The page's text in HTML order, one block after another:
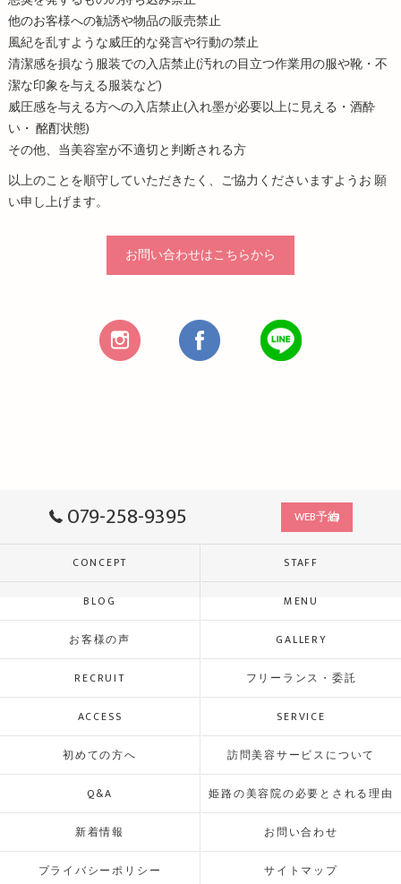
他のお客様への勧誘や物品の販売禁止
風紀を乱すような威圧的な発言や行動の禁止
清潔感を損なう服装での入店禁止(汚れの目立つ作業用の服や靴・不
潔な印象を与える服装など)
威圧感を与える方への入店禁止(入れ墨が必要以上に見える・酒酔
い・ 酩酊状態)
その他、当美容室が不適切と判断される方
以上のことを順守していただきたく、ご協力くださいますようお 願
い申し上げます。
お問い合わせはこちらから
079-258-9395 WEB予約
CONCEPT STAFF
BLOG MENU
お客様の声 GALLERY
RECRUIT フリーランス・委託
ACCESS SERVICE
初めての方へ 訪問美容サービスについて
Q&A 姫路の美容院の必要とされる理由
新着情報 お問い合わせ
プライバシーポリシー サイトマップ